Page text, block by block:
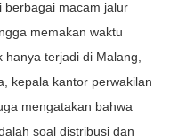
berbagai macam jalur
memakan waktu
hanya terjadi di Malang,
kepala kantor perwakilan
mengatakan bahwa
soal distribusi dan